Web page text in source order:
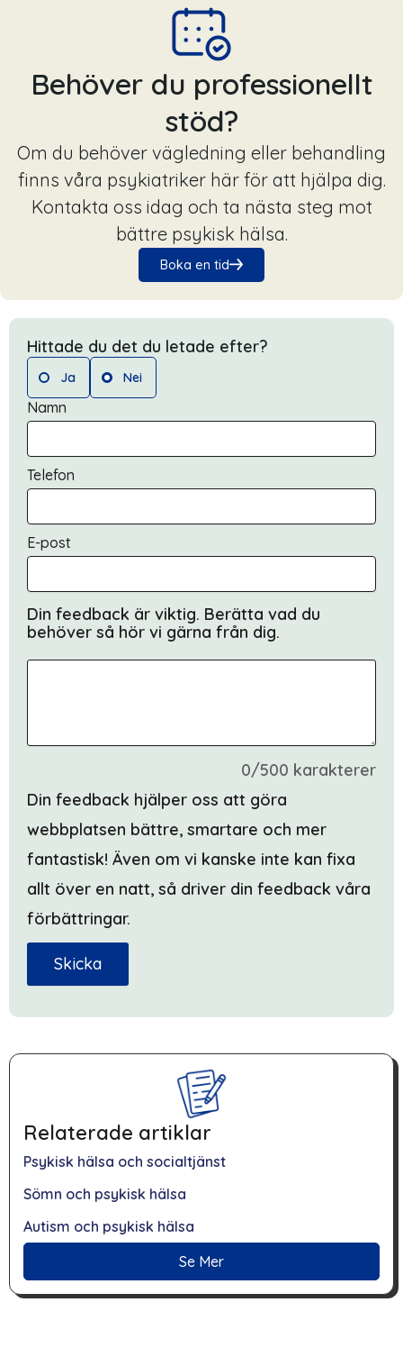
Behöver du professionellt
stöd?
Om du behöver vägledning eller behandling
finns våra psykiatriker här för att hjälpa dig.
Kontakta oss idag och ta nästa steg mot
bättre psykisk hälsa.
Boka en tid
Hittade du det du letade efter?
Ja Nei
Namn
Telefon
E-post
Din feedback är viktig. Berätta vad du
behöver så hör vi gärna från dig.
0/500 karakterer
Din feedback hjälper oss att göra
webbplatsen bättre, smartare och mer
fantastisk! Även om vi kanske inte kan fixa
allt över en natt, så driver din feedback våra
förbättringar.
Skicka
Relaterade artiklar
Psykisk hälsa och socialtjänst
Sömn och psykisk hälsa
Autism och psykisk hälsa
Se Mer